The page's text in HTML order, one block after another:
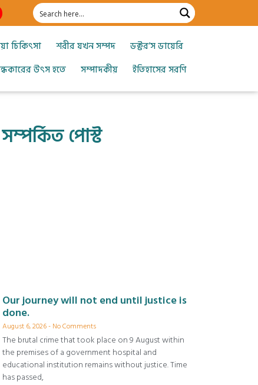
চিকিৎসা শরীর যখন সম্পদ
ডক্টর’স ডায়েরি
উৎস হতে সম্পাদকীয় ইতিহাসের সরণি
সম্পর্কিত পোস্ট
Our journey will not end until justice is
done.
August 6, 2026 No Comments
The brutal crime that took place on 9 August within
the premises of a government hospital and
educational institution remains without justice. Time
has passed,